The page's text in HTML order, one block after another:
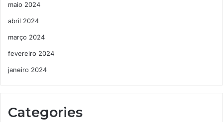
maio 2024
abril 2024
março 2024
fevereiro 2024
janeiro 2024
Categories